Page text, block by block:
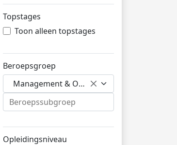
Topstages
Toon alleen topstages
Beroepsgroep
Management & Organisatie
Opleidingsniveau